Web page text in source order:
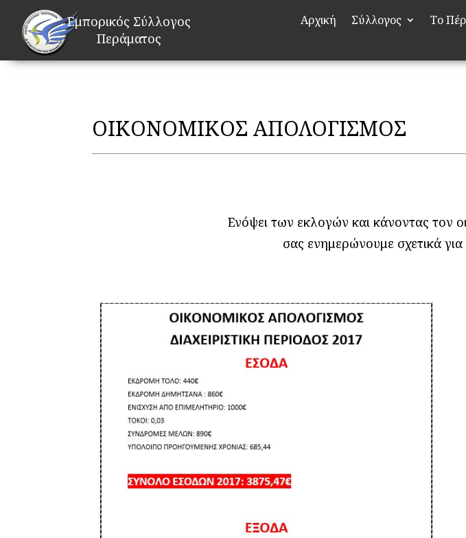
Εμπορικός Σύλλογος
Περάματος
Αρχική Σύλλογος Το
ΟΙΚΟΝΟΜΙΚΟΣ ΑΠΟΛΟΓΙΣΜΟΣ
Ενόψει των εκλογών και κάνοντας τον
σας ενημερώνουμε σχετικά